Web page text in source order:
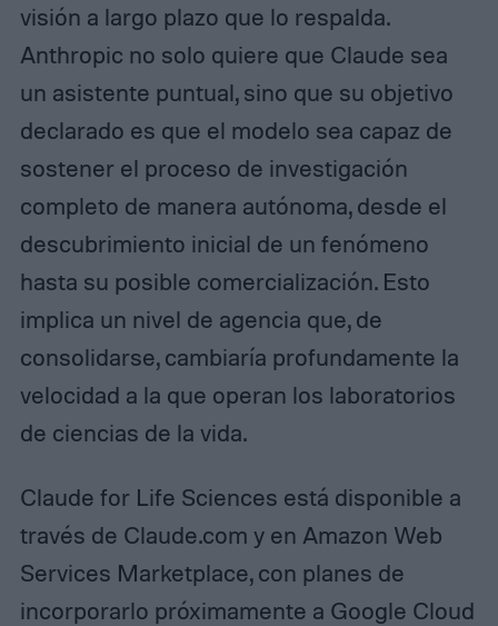
visión a largo plazo que lo respalda.
Anthropic no solo quiere que Claude sea
un asistente puntual, sino que su objetivo
declarado es que el modelo sea capaz de
sostener el proceso de investigación
completo de manera autónoma, desde el
descubrimiento inicial de un fenómeno
hasta su posible comercialización. Esto
implica un nivel de agencia que, de
consolidarse, cambiaría profundamente la
velocidad a la que operan los laboratorios
de ciencias de la vida.
Claude for Life Sciences está disponible a
través de Claude.com y en Amazon Web
Services Marketplace, con planes de
incorporarlo próximamente a Google Cloud